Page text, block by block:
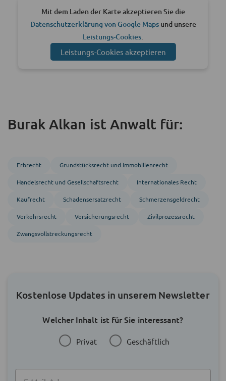
Mit dem Laden der Karte akzeptieren Sie die
Datenschutzerklärung von Google Mapsund unsere
Leistungs-Cookies
Leistungs-Cookies akzeptieren
Burak Alkan ist Anwalt für:
Erbrecht Grundstücks­recht und Immobilien­recht
Handels­recht und Gesellschafts­recht Inter­nationales Recht
Kaufrecht Schadensersatzrecht Schmerzensgeldrecht
Verkehrsrecht Versicherungsrecht Zivil­prozess­recht
Zwangs­vollstreckungs­recht
Kostenlose Updates in unserem Newsletter
Welcher Inhalt ist für Sie interessant?
Privat Geschäftlich